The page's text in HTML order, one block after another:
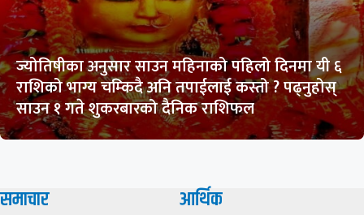
ज्योतिषीका अनुसार साउन महिनाको पहिलो दिनमा यी ६
राशिको भाग्य चम्किदै अनि तपाईलाई कस्तो ? पढ्नुहोस्
साउन १ गते शुकरबारको दैनिक राशिफल
समाचार आर्थिक